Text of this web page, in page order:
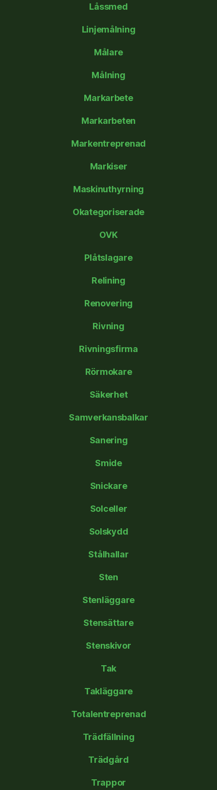
Låssmed
Linjemålning
Målare
Målning
Markarbete
Markarbeten
Markentreprenad
Markiser
Maskinuthyrning
Okategoriserade
OVK
Plåtslagare
Relining
Renovering
Rivning
Rivningsfirma
Rörmokare
Säkerhet
Samverkansbalkar
Sanering
Smide
Snickare
Solceller
Solskydd
Stålhallar
Sten
Stenläggare
Stensättare
Stenskivor
Tak
Takläggare
Totalentreprenad
Trädfällning
Trädgård
Trappor